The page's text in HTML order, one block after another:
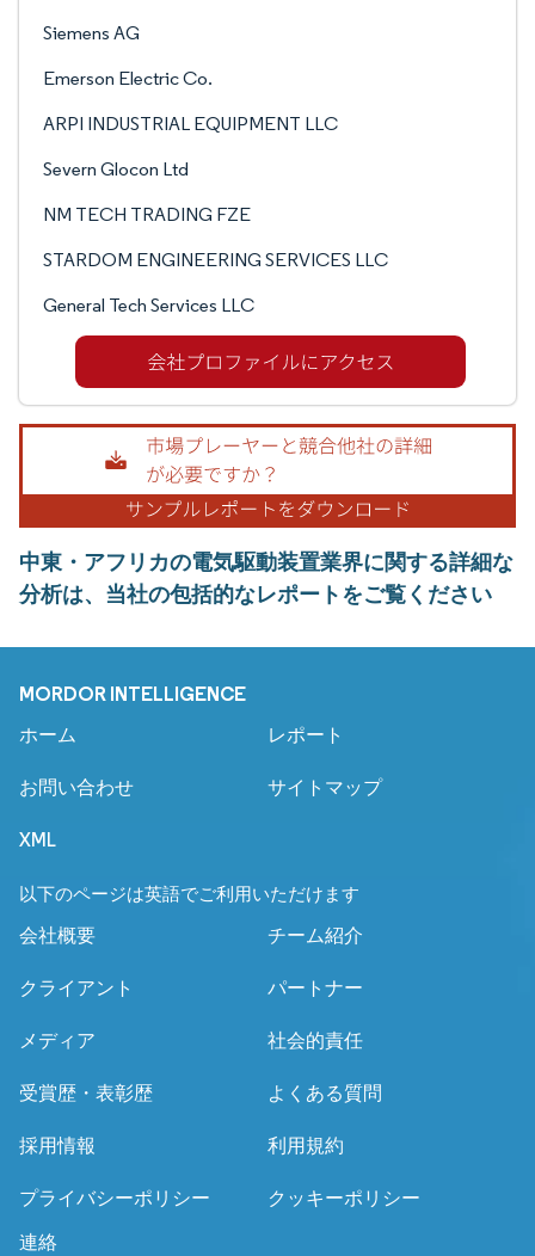
Siemens AG
Emerson Electric Co.
ARPI INDUSTRIAL EQUIPMENT LLC
Severn Glocon Ltd
NM TECH TRADING FZE
STARDOM ENGINEERING SERVICES LLC
General Tech Services LLC
中東・アフリカの電気駆動装置業界に関する詳細な
分析は、当社の包括的なレポートをご覧ください
MORDOR INTELLIGENCE
ホーム レポート
お問い合わせ サイトマップ
XML
以下のページは英語でご利用いただけます
会社概要 チーム紹介
クライアント パートナー
メディア 社会的責任
受賞歴・表彰歴 よくある質問
採用情報 利用規約
プライバシーポリシー クッキーポリシー
連絡